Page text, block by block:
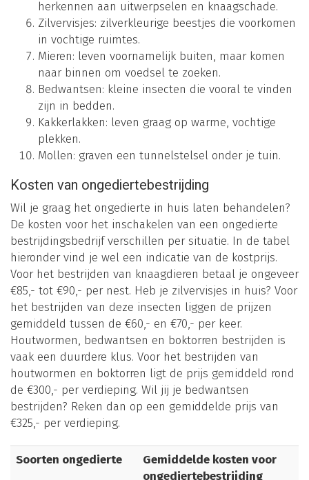
herkennen aan uitwerpselen en knaagschade.
Zilvervisjes: zilverkleurige beestjes die voorkomen
in vochtige ruimtes.
Mieren: leven voornamelijk buiten, maar komen
naar binnen om voedsel te zoeken.
Bedwantsen: kleine insecten die vooral te vinden
zijn in bedden.
Kakkerlakken: leven graag op warme, vochtige
plekken.
Mollen: graven een tunnelstelsel onder je tuin.
Kosten van ongediertebestrijding
Wil je graag het ongedierte in huis laten behandelen?
De kosten voor het inschakelen van een ongedierte
bestrijdingsbedrijf verschillen per situatie. In de tabel
hieronder vind je wel een indicatie van de kostprijs.
Voor het bestrijden van knaagdieren betaal je ongeveer
€85,- tot €90,- per nest. Heb je zilvervisjes in huis? Voor
het bestrijden van deze insecten liggen de prijzen
gemiddeld tussen de €60,- en €70,- per keer.
Houtwormen, bedwantsen en boktorren bestrijden is
vaak een duurdere klus. Voor het bestrijden van
houtwormen en boktorren ligt de prijs gemiddeld rond
de €300,- per verdieping. Wil jij je bedwantsen
bestrijden? Reken dan op een gemiddelde prijs van
€325,- per verdieping.
Soorten ongedierte
Gemiddelde kosten voor
ongediertebestrijding